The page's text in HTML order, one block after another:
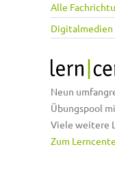
Alle
Digitalmedien
Neun
Übungspool
Viele weitere
Zum